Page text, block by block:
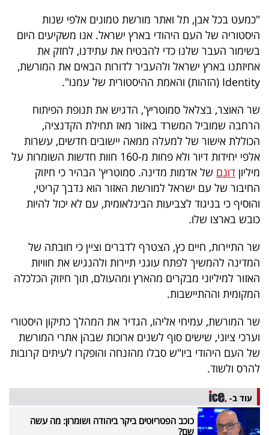
"כמעט בכל אבן, תל ואתר מורשת טמונים אלפי שנות
היסטוריה של העם היהודי בארץ ישראל. אנו משקיעים היום
בשימור העבר שלנו כדי להבטיח את עתידנו, לחזק את
אחיזתנו בארץ ישראל ולהעביר לדורות הבאים את המורשת,
Identity (הזהות) והאמת ההיסטורית של עמנו".
שר האוצר, בצלאל סמוטריץ', הדגיש את תנופת הפיתוח
הרחבה שמוביל המשרד באזור מאז תחילת הקדנציה,
הכוללת אישור של למעלה ממאה יישובים חדשים, עשרות
אלפי יחידות דיור ולא פחות מ-160 חוות חדשות השומרות על
מיליון דונם של אדמות מדינה. סמוטריץ' הבהיר כי חיזוק
החיבור של עם ישראל למורשת האזור הוא נדבך קריטי,
והוסיף כי בניגוד לצביעות הבינלאומית, עם לא יכול להיות
כובש בארצו שלו.
שר התיירות, חיים כץ, הצטרף לדברים וציין כי חובתה של
המדינה להמשיך לפתח עוגני תיירות ולהנגיש את חוויות
האזור למיליוני מבקרים מהארץ ומהעולם, תוך חיזוק הכלכלה
המקומית וההתיישבות.
שר המורשת, עמיחי אליהו, הגדיר את המהלך כתיקון היסטורי
וערכי ציוני, שישים סוף לשנים ארוכות שבהן אתרי המורשת
של העם היהודי ביו"ש סבלו מהזנחה והופקרו לעיתים קרובות
להרס ולשוד.
עוד ב-
כוכב הפטריוטים ביקר ביהודה ושומרון: מה עשה
שם?